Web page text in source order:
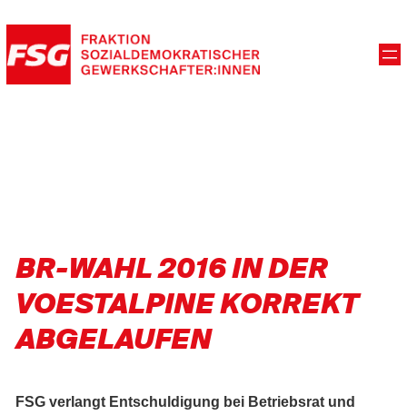
BR-WAHL 2016 IN DER
VOESTALPINE KORREKT
ABGELAUFEN
FSG verlangt Entschuldigung bei Betriebsrat und